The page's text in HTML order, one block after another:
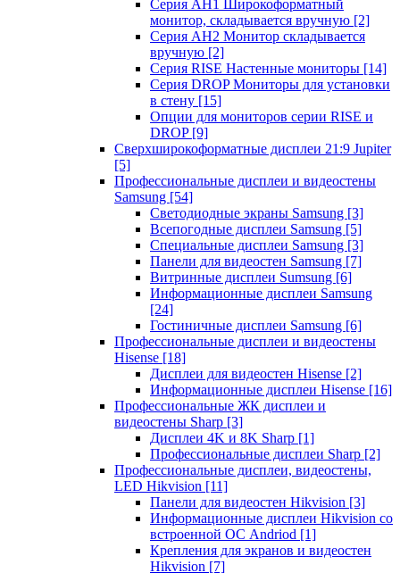
Серия AH1 Широкоформатный
монитор, складывается вручную [2]
Серия AH2 Монитор складывается
вручную [2]
Серия RISE Настенные мониторы [14]
Серия DROP Мониторы для установки
в стену [15]
Опции для мониторов серии RISE и
DROP [9]
Сверхширокоформатные дисплеи 21:9 Jupiter
[5]
Профессиональные дисплеи и видеостены
Samsung [54]
Светодиодные экраны Samsung [3]
Всепогодные дисплеи Samsung [5]
Специальные дисплеи Samsung [3]
Панели для видеостен Samsung [7]
Витринные дисплеи Sumsung [6]
Информационные дисплеи Samsung
[24]
Гостиничные дисплеи Samsung [6]
Профессиональные дисплеи и видеостены
Hisense [18]
Дисплеи для видеостен Hisense [2]
Информационные дисплеи Hisense [16]
Профессиональные ЖК дисплеи и
видеостены Sharp [3]
Дисплеи 4K и 8K Sharp [1]
Профессиональные дисплеи Sharp [2]
Профессиональные дисплеи, видеостены,
LED Hikvision [11]
Панели для видеостен Hikvision [3]
Информационные дисплеи Hikvision со
встроенной ОС Andriod [1]
Крепления для экранов и видеостен
Hikvision [7]